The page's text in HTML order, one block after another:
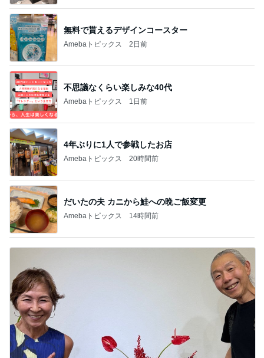
無料で貰えるデザインコースター
Amebaトピックス 2日前
不思議なくらい楽しみな40代
Amebaトピックス 1日前
4年ぶりに1人で参戦したお店
Amebaトピックス 20時間前
だいたの夫 カニから鮭への晩ご飯変更
Amebaトピックス 14時間前